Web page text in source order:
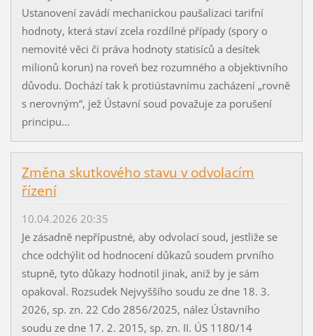
Ustanovení zavádí mechanickou paušalizaci tarifní
hodnoty, která staví zcela rozdílné případy (spory o
nemovité věci či práva hodnoty statisíců a desítek
milionů korun) na roveň bez rozumného a objektivního
důvodu. Dochází tak k protiústavnímu zacházení „rovně
s nerovným“, jež Ústavní soud považuje za porušení
principu...
Změna skutkového stavu v odvolacím
řízení
10.04.2026 20:35
Je zásadně nepřípustné, aby odvolací soud, jestliže se
chce odchýlit od hodnocení důkazů soudem prvního
stupně, tyto důkazy hodnotil jinak, aniž by je sám
opakoval. Rozsudek Nejvyššího soudu ze dne 18. 3.
2026, sp. zn. 22 Cdo 2856/2025, nález Ústavního
soudu ze dne 17. 2. 2015, sp. zn. II. ÚS 1180/14